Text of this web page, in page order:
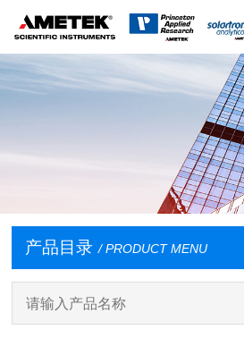
产品目录 / PRODUCT MENU